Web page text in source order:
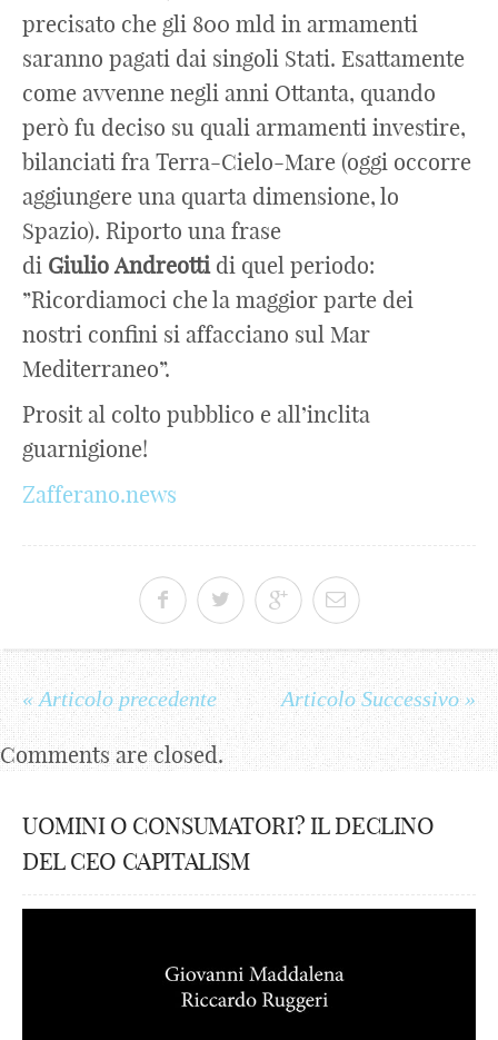
precisato che gli 800 mld in armamenti
saranno pagati dai singoli Stati. Esattamente
come avvenne negli anni Ottanta, quando
però fu deciso su quali armamenti investire,
bilanciati fra Terra-Cielo-Mare (oggi occorre
aggiungere una quarta dimensione, lo
Spazio). Riporto una frase
di Giulio Andreottidi quel periodo:
”Ricordiamoci che la maggior parte dei
nostri confini si affacciano sul Mar
Mediterraneo”.
Prosit al colto pubblico e all’inclita
guarnigione!
Zafferano.news
« Articolo precedente Articolo Successivo »
Comments are closed.
UOMINI O CONSUMATORI? IL DECLINO
DEL CEO CAPITALISM